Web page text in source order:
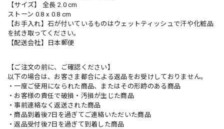
【サイズ】 全長 2.0 cm
ストーン 0.8 x 0.8 cm
【お手入れ】石が付いているものはウェットティッシュで汗や化粧品
を拭き取ってください。
【配送会社】日本郵便
【ご注文の前に、ご確認ください】
以下の場合は、お客さま都合による返品をお受けしておりません。
・一度ご使用になられた商品、またはその形跡のある商品
・お客様の責任で破損・汚損が生じた商品
・事前連絡なく返送された商品
・商品到着後7日を過ぎてご連絡いただいた商品
・返品受付後7日を過ぎて到着した商品